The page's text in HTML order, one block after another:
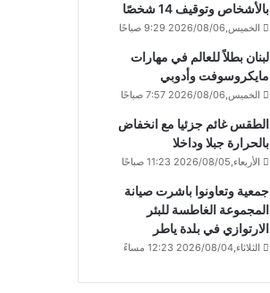
بالأشخاص وتوقيف 14 شخصًا
الخميس,2026/08/06 9:29 صباحًا
لبنان بطلاً للعالم في مهارات
مايكروسوفت وأدوبي
الخميس,2026/08/06 7:57 صباحًا
الطقس غائم جزئيا مع انخفاض
بالحرارة جبلا وداخلا
الأربعاء,2026/08/05 11:23 صباحًا
جمعية وتعاونوا باشرت صيانة
المجموعة الغاطسة للبئر
الارتوازي في بلدة ياطر
الثلاثاء,2026/08/04 12:23 مساءً